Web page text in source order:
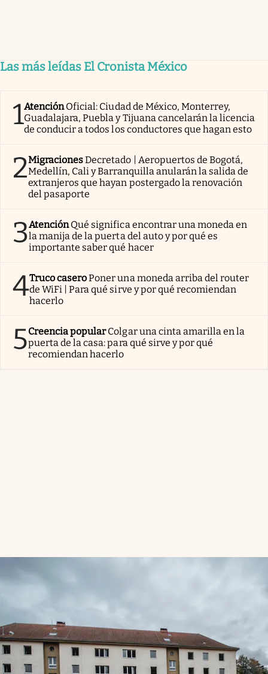
Las más leídas El Cronista México
1AtenciónOficial: Ciudad de México, Monterrey,
Guadalajara, Puebla y Tijuana cancelarán la licencia
de conducir a todos los conductores que hagan esto
2MigracionesDecretado | Aeropuertos de Bogotá,
Medellín, Cali y Barranquilla anularán la salida de
extranjeros que hayan postergado la renovación
del pasaporte
3AtenciónQué significa encontrar una moneda en
la manija de la puerta del auto y por qué es
importante saber qué hacer
4Truco caseroPoner una moneda arriba del router
de WiFi | Para qué sirve y por qué recomiendan
hacerlo
5Creencia popularColgar una cinta amarilla en la
puerta de la casa: para qué sirve y por qué
recomiendan hacerlo